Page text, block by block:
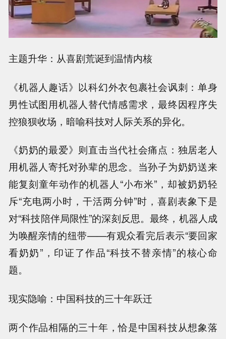
主题升华：从喜剧荒诞到温情内核
《机器人趣话》以科幻外衣包裹社会讽刺：单身
男性试图用机器人替代情感需求，最终因程序失
控狼狈收场，暗喻科技对人际关系的异化。
《奶奶的最爱》则直击当代社会痛点：独居老人
用机器人寄托对孙辈的思念。当孙子为奶奶送来
能复刻童年动作的机器人“小布米”，却被奶奶轻
斥“充电两小时，干活两分钟”时，喜剧表象下是
对“科技陪伴局限性”的深刻反思。最终，机器人成
为唤醒亲情的纽带——有观众看完后表示“要回家
看奶奶”，印证了作品“科技不替亲情”的核心命
题。
现实隐喻：中国科技的三十年跃迁
两个作品相隔的三十年，恰是中国科技从想象落